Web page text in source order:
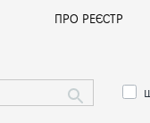
ПРО РЕЄСТР